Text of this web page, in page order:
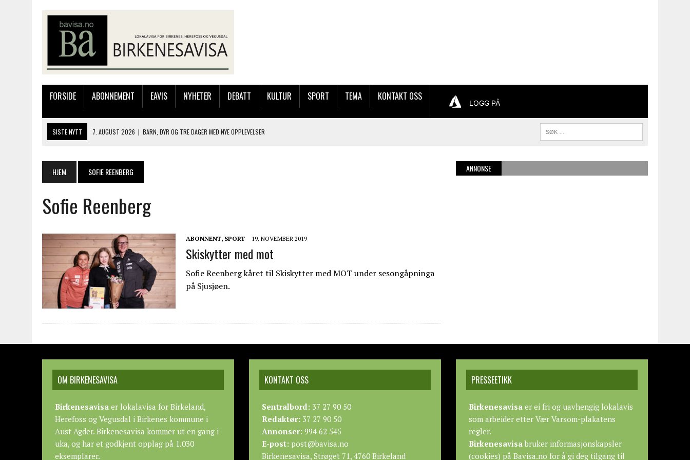
FORSIDE ABONNEMENT EAVIS NYHETER DEBATT KULTUR SPORT TEMA KONTAKT OSS
LOGG PÅ
SISTE NYTT 7. AUGUST 2026 | BARN, DYR OG TRE DAGER MED NYE OPPLEVELSER
6. AUGUST 2026 | BYGGING AV FLATBUNNINGER PÅ MUSEET
7. AUGUST 2026
FLYTTER PRODUKSJONEN TIL OSLO: FLERE MISTER JOBBEN VED SYNKRON MEDIA
HJEM SOFIE REENBERG
Sofie Reenberg
ABONNENT, SPORT 19. NOVEMBER 2019
Skiskytter med mot
Sofie Reenberg kåret til Skiskytter med MOT under sesongåpninga
på Sjusjøen.
ANNONSE
OM BIRKENESAVISA
Birkenesavisa er lokalavisa for Birkeland,
Herefoss og Vegusdal i Birkenes kommune i
Aust-Agder. Birkenesavisa kommer ut en gang i
uka, og har et godkjent opplag på 1.030
eksemplarer.
KONTAKT OSS
Sentralbord: 37 27 90 50
Redaktør: 37 27 90 50
Annonser: 994 62 545
E-post: post@bavisa.no
Birkenesavisa, Strøget 71, 4760 Birkeland
PRESSEETIKK
Birkenesavisa er ei fri og uavhengig lokalavis
som arbeider etterVær Varsom-plakatens
regler.
Birkenesavisabruker informasjonskapsler
(cookies) på Bavisa.no for å gi deg tilgang til